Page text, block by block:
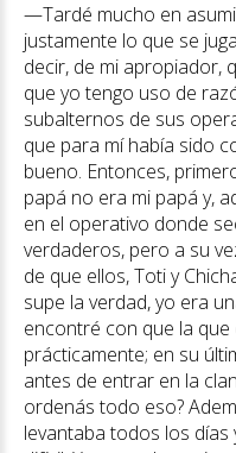
—Tardé mucho en
justamente lo que se
decir, de mi apropiador,
que yo tengo uso de
subalternos de sus
que para mí había sido
bueno. Entonces,
papá no era mi papá y,
en el operativo donde
verdaderos, pero a su
de que ellos, Toti y
supe la verdad, yo era
encontré con que la
prácticamente; en su
antes de entrar en la
ordenás todo eso?
levantaba todos los días